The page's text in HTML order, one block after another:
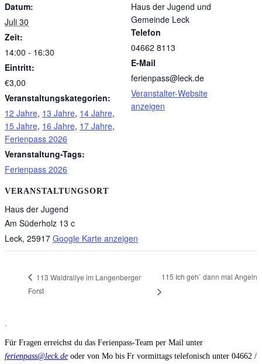
Datum:
Juli 30
Zeit:
14:00 - 16:30
Eintritt:
€3,00
Veranstaltungskategorien:
12 Jahre, 13 Jahre, 14 Jahre,
15 Jahre, 16 Jahre, 17 Jahre,
Ferienpass 2026
Veranstaltung-Tags:
Ferienpass 2026
VERANSTALTUNGSORT
Haus der Jugend
Am Süderholz 13 c
Leck, 25917 Google Karte anzeigen
Haus der Jugend und
Gemeinde Leck
Telefon
04662 8113
E-Mail
ferienpass@leck.de
Veranstalter-Website
anzeigen
113 Waldrallye im Langenberger
Forst
115 Ich geh` dann mal Angeln
Für Fragen erreichst du das Ferienpass-Team per Mail unter
ferienpass@leck.de oder von Mo bis Fr vormittags telefonisch unter 04662 /